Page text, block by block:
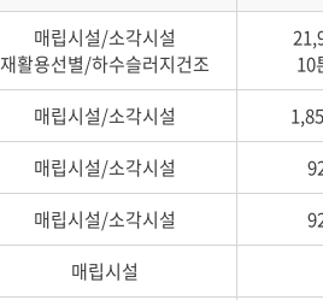
매립시설/소각시설
재활용선별/하수슬러지건조
10
매립시설/소각시설
매립시설/소각시설
매립시설/소각시설
매립시설